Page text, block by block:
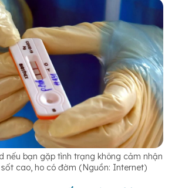
nếu bạn gặp tình trạng không cảm nhận
cao, ho có đờm (Nguồn: Internet)